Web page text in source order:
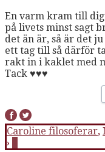
En varm kram till
på livets minst sagt
det än är, så är det
ett tag till så därför
rakt in i kaklet med
Tack ♥♥♥
Caroline filosoferar,
›